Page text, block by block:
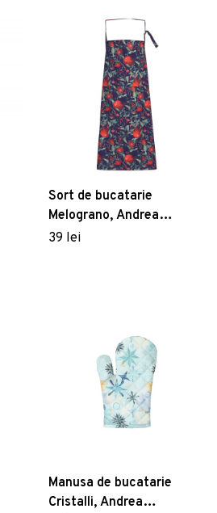
Sort de bucatarie
Melograno, Andrea
Fontebasso, 84x82 cm,
39 lei
Manusa de bucatarie
Cristalli, Andrea